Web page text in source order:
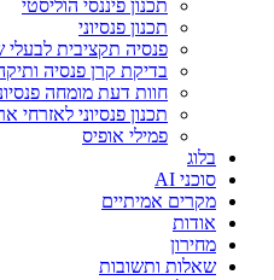
תכנון פיננסי הוליסטי
תכנון פנסיוני
פנסיה תקציבית לבעלי
בדיקת קרן פנסיה
חוות דעת מומחה
תכנון פנסיוני לאזרחי
פמילי אופיס
בלוג
סוכני AI
מקרים אמיתיים
אודות
מחירון
שאלות ותשובות